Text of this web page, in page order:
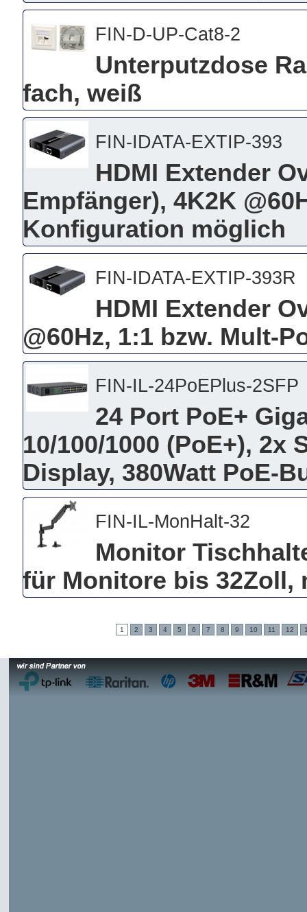
FIN-D-UP-Cat8-2
Unterputzdose
fach, weiß
FIN-IDATA-EXTIP-393
HDMI Extender
Empfänger), 4K2K
Konfiguration möglich
FIN-IDATA-EXTIP-393R
HDMI Extender
@60Hz, 1:1 bzw. Mult-
FIN-IL-24PoEPlus-2SFP
24 Port PoE+
10/100/1000 (PoE+), 2x
Display, 380Watt PoE-
FIN-IL-MonHalt-32
Monitor
für Monitore bis 32Zoll,
1 2 3 4 5 6 7 8 9 10 11 12